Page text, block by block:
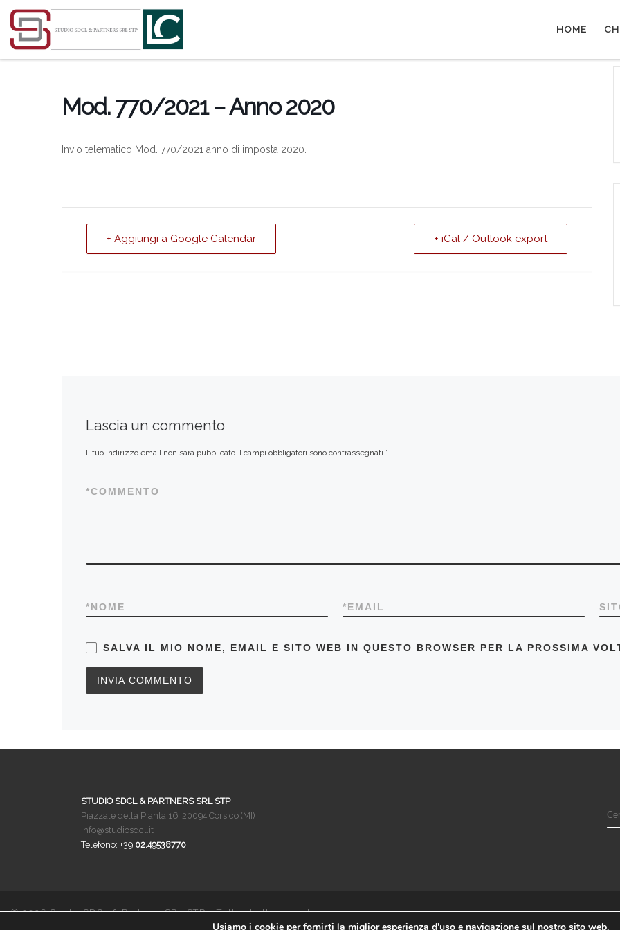
Passa al contenuto
HOME
Mod. 770/2021 – Anno 2020
Invio telematico Mod. 770/2021 anno di imposta 2020.
+ Aggiungi a Google Calendar + iCal / Outlook export
Lascia un commento
Il tuo indirizzo email non sarà pubblicato. I campi obbligatori sono contrassegnati *
COMMENTO
*
NOME
* EMAIL
*
SALVA IL MIO NOME, EMAIL E SITO WEB IN QUESTO BROWSER PER LA PROSSIMA
STUDIO SDCL & PARTNERS SRL STP
Piazzale della Pianta 16, 20094 Corsico (MI)
info@studiosdcl.it
Telefono: +39 02.49538770
© 2026Studio SDCL & Partners SRL STP– Tutti i diritti riservati
Usiamo i cookie per fornirti la miglior esperienza d'uso e navigazione sul nostro sito web.